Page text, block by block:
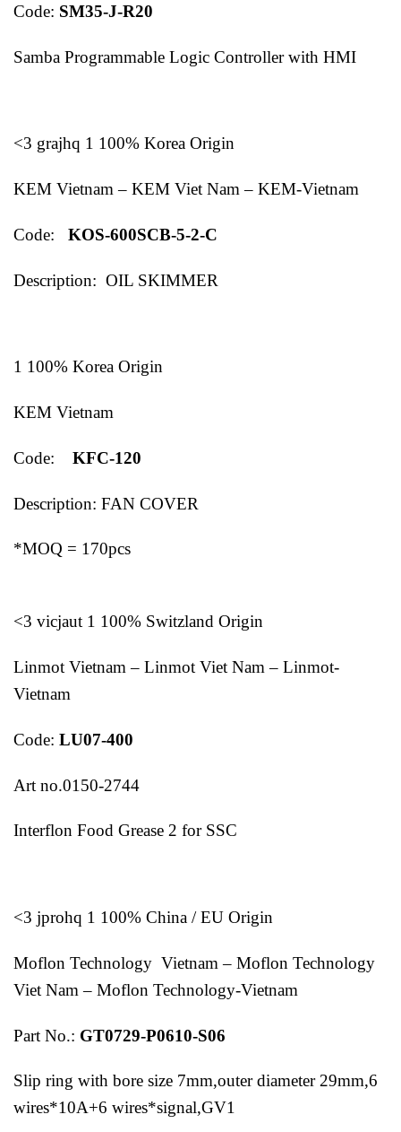
Code: SM35-J-R20
Samba Programmable Logic Controller with HMI
<3 grajhq 1 100% Korea Origin
KEM Vietnam – KEM Viet Nam – KEM-Vietnam
Code: KOS-600SCB-5-2-C
Description: OIL SKIMMER
1 100% Korea Origin
KEM Vietnam
Code: KFC-120
Description: FAN COVER
*MOQ = 170pcs
<3 vicjaut 1 100% Switzland Origin
Linmot Vietnam – Linmot Viet Nam – Linmot-
Vietnam
Code: LU07-400
Art no.0150-2744
Interflon Food Grease 2 for SSC
<3 jprohq 1 100% China / EU Origin
Moflon Technology Vietnam – Moflon Technology
Viet Nam – Moflon Technology-Vietnam
Part No.: GT0729-P0610-S06
Slip ring with bore size 7mm,outer diameter 29mm,6
wires*10A+6 wires*signal,GV1